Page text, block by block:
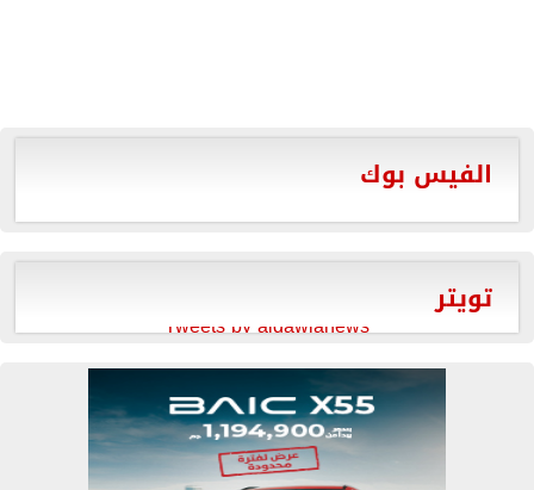
الفيس بوك
تويتر
Tweets by aldawlanews